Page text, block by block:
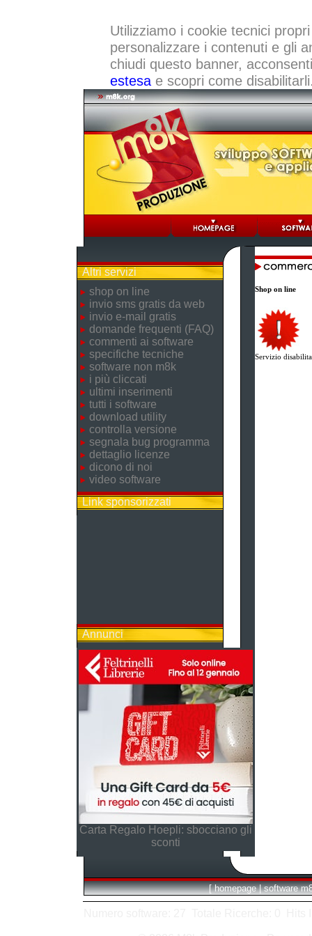
Utilizziamo i cookie tecnici
personalizzare i contenuti e gli
chiudi questo banner,
estesae scopri come
Altri servizi
shop on line
invio sms gratis da web
invio e-mail gratis
domande frequenti (FAQ)
commenti ai software
specifiche tecniche
software non m8k
i più cliccati
ultimi inserimenti
tutti i software
download utility
controlla versione
segnala bug programma
dettaglio licenze
dicono di noi
video software
Link sponsorizzati
Annunci
Carta Regalo Hoepli: sbocciano gli
sconti
Shop on line
Servizio
[ homepage | software